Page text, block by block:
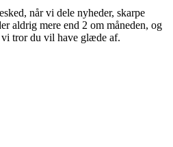
når vi dele nyheder, skarpe
aldrig mere end 2 om måneden, og
tror du vil have glæde af.